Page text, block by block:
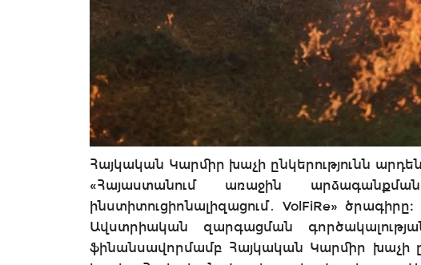
Հայկական Կարմիր խաչի ընկերությունն
«Հայաստանում առաջին
ինստիտուցիոնալիզացում․ VolFiRe»
Ավստրիական զարգացման
ֆինանսավորմամբ Հայկական Կարմիր խաչի